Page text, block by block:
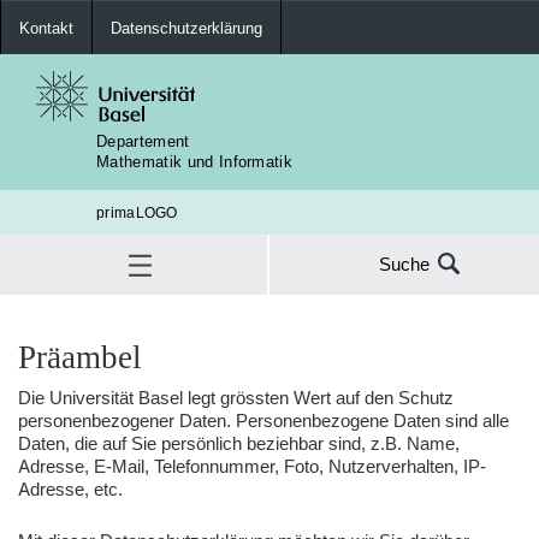
Kontakt Datenschutzerklärung
Departement
Mathematik und Informatik
primaLOGO
Suche
Präambel
Die Universität Basel legt grössten Wert auf den Schutz
personenbezogener Daten. Personenbezogene Daten sind alle
Daten, die auf Sie persönlich beziehbar sind, z.B. Name,
Adresse, E-Mail, Telefonnummer, Foto, Nutzerverhalten, IP-
Adresse, etc.